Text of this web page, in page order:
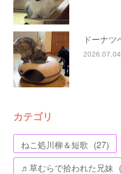
ドーナツ
カテゴリ
ねこ処川柳＆短歌 (27)
♬草むらで拾われた兄妹 (